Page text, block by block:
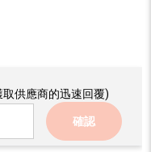
供應商的迅速回覆)
確認